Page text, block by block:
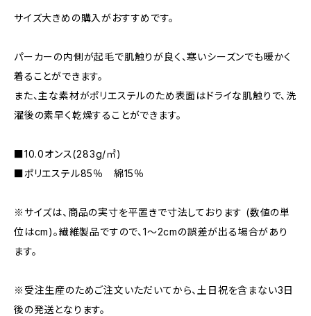
サイズ大きめの購入がおすすめです。
パーカーの内側が起毛で肌触りが良く、寒いシーズンでも暖かく
着ることができます。
また、主な素材がポリエステルのため表面はドライな肌触りで、洗
濯後の素早く乾燥することができます。
■10.0オンス(283g/㎡)
■ポリエステル85％ 綿15％
※サイズは、商品の実寸を平置きで寸法しております (数値の単
位はcm)。繊維製品ですので、1〜2cmの誤差が出る場合があり
ます。
※受注生産のためご注文いただいてから、土日祝を含まない3日
後の発送となります。